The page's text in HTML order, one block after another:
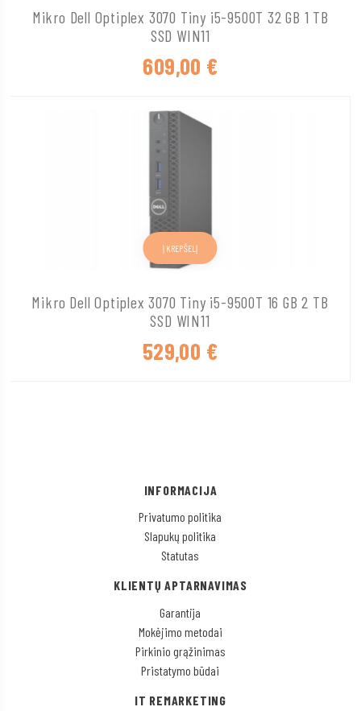
Mikro Dell Optiplex 3070 Tiny i5-9500T 32 GB 1 TB
SSD WIN11
609,00 €
Mikro Dell Optiplex 3070 Tiny i5-9500T 16 GB 2 TB
SSD WIN11
529,00 €
Į KREPŠELĮ
INFORMACIJA
Privatumo politika
Slapukų politika
Statutas
KLIENTŲ APTARNAVIMAS
Garantija
Mokėjimo metodai
Pirkinio grąžinimas
Pristatymo būdai
IT REMARKETING